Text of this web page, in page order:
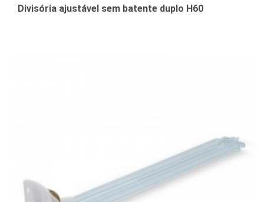
Divisória ajustável sem batente duplo H60